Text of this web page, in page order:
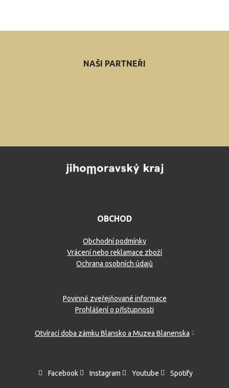
NAŠI PARTNEŘI
OBCHOD
Obchodní podmínky
Vrácení nebo reklamace zboží
Ochrana osobních údajů
Povinně zveřejňované informace
Prohlášení o přístupnosti
Otvírací doba zámku Blansko a Muzea Blanenska
Facebook Instagram Youtube Spotify